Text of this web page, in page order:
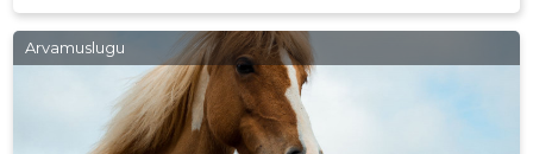
müüjad. Cheval Gold 3 hobutreilerid on saanud
hobusteomanike seas kiiresti populaarseks tänu oma
vastupidavusele, innovatiivsetele omadustele ja
mugavatele sõidutingimustele. Olgu su sihtkoht lähedal
või kaugel, meie hobutreilerid tagavad, et
Arvamuslugu